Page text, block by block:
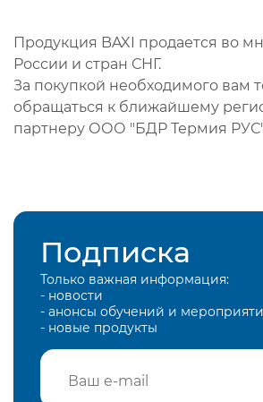
Продукция BAXI продается во
России и стран СНГ.
За покупкой необходимого вам
обращаться к ближайшему
партнеру ООО "БДР Термия
Подписка
Только важная информация:
- новости
- анонсы обучений и
- новые продукты